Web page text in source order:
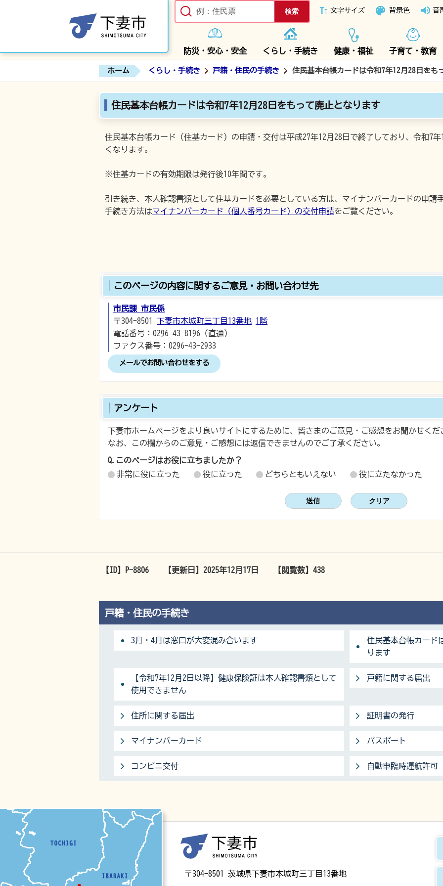
下妻市ホームページ
文字サイズ 背景色 音
防災・安心・安全 くらし・手続き 健康・福祉 子育て・教育
ホーム くらし・手続き 戸籍・住民の手続き 住民基本台帳カードは令和7年12月28日をも
住民基本台帳カードは令和7年12月28日をもって廃止となります
住民基本台帳カード（住基カード）の申請・交付は平成27年12月28日で終了しており、令和7
くなります。
※住基カードの有効期限は発行後10年間です。
引き続き、本人確認書類として住基カードを必要としている方は、マイナンバーカードの申請
手続き方法はマイナンバーカード（個人番号カード）の交付申請をご覧ください。
このページの内容に関するご意見・お問い合わせ先
市民課 市民係
〒304-8501 下妻市本城町三丁目13番地 1階
電話番号：0296-43-8196（直通）
ファクス番号：0296-43-2933
メールでお問い合わせをする
アンケート
下妻市ホームページをより良いサイトにするために、皆さまのご意見・ご感想をお聞かせくだ
なお、この欄からのご意見・ご感想には返信できませんのでご了承ください。
Q.このページはお役に立ちましたか？
非常に役に立った
役に立った どちらともいえない 役に立たなかった
【ID】 P-8806 【更新日】 2025年12月17日 【閲覧数】 438
戸籍・住民の手続き
3月・4月は窓口が大変混み合います
住民基本台帳カード
ります
【令和7年12月2日以降】健康保険証は本人確認書類として
使用できません
戸籍に関する届出
住所に関する届出 証明書の発行
マイナンバーカード パスポート
コンビニ交付 自動車臨時運航許可
〒304-8501 茨城県下妻市本城町三丁目13番地